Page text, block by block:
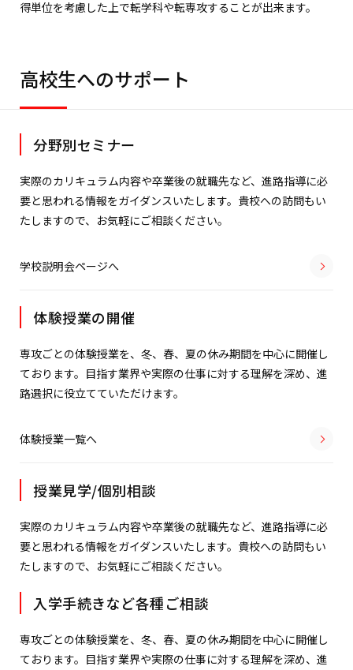
得単位を考慮した上で転学科や転専攻することが出来ます。
高校生へのサポート
分野別セミナー
実際のカリキュラム内容や卒業後の就職先など、進路指導に必
要と思われる情報をガイダンスいたします。貴校への訪問もい
たしますので、お気軽にご相談ください。
学校説明会ページへ
体験授業の開催
専攻ごとの体験授業を、冬、春、夏の休み期間を中心に開催し
ております。目指す業界や実際の仕事に対する理解を深め、進
路選択に役立てていただけます。
体験授業一覧へ
授業見学/個別相談
実際のカリキュラム内容や卒業後の就職先など、進路指導に必
要と思われる情報をガイダンスいたします。貴校への訪問もい
たしますので、お気軽にご相談ください。
入学手続きなど各種ご相談
専攻ごとの体験授業を、冬、春、夏の休み期間を中心に開催し
ております。目指す業界や実際の仕事に対する理解を深め、進